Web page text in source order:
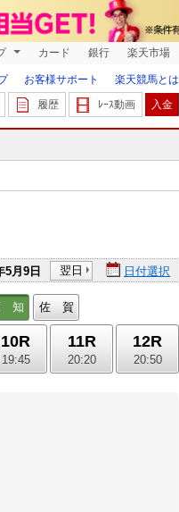
カード 銀行 楽天市場
お客様サポート
楽天競馬とは
履歴 ﾚｰｽ動画 入金
5月9日 翌日 日付選択
知
佐 賀
10R
19:45
11R
20:20
12R
20:50